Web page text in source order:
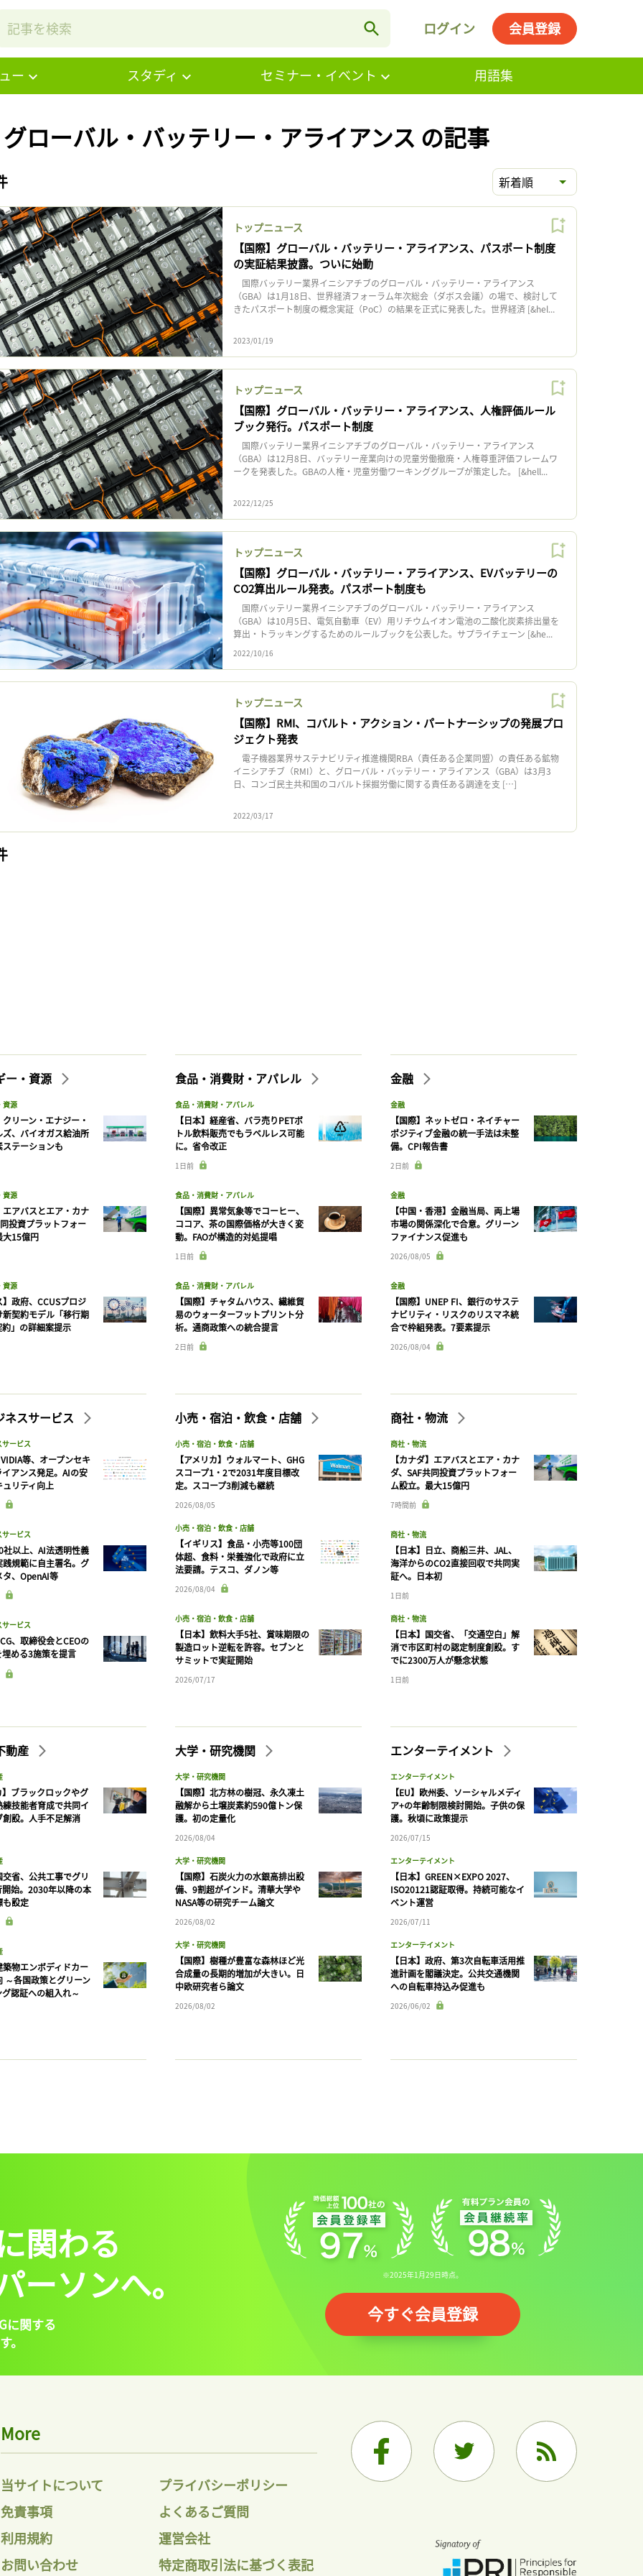
ログイン 会員登録
ー スタディ セミナー・イベント 用語集
ローバル・バッテリー・アライアンス の記事
新着順
トップニュース
【国際】グローバル・バッテリー・アライアンス、パスポート制度
の実証結果披露。ついに始動
国際バッテリー業界イニシアチブのグローバル・バッテリー・アライアンス
（GBA）は1月18日、世界経済フォーラム年次総会（ダボス会議）の場で、検討して
きたパスポート制度の概念実証（PoC）の結果を正式に発表した。世界経済 [&hel...
2023/01/19
トップニュース
【国際】グローバル・バッテリー・アライアンス、人権評価ルール
ブック発行。パスポート制度
国際バッテリー業界イニシアチブのグローバル・バッテリー・アライアンス
（GBA）は12月8日、バッテリー産業向けの児童労働撤廃・人権尊重評価フレームワ
ークを発表した。GBAの人権・児童労働ワーキンググループが策定した。 [&hell...
2022/12/25
トップニュース
【国際】グローバル・バッテリー・アライアンス、EVバッテリーの
CO2算出ルール発表。パスポート制度も
国際バッテリー業界イニシアチブのグローバル・バッテリー・アライアンス
（GBA）は10月5日、電気自動車（EV）用リチウムイオン電池の二酸化炭素排出量を
算出・トラッキングするためのルールブックを公表した。サプライチェーン [&he...
2022/10/16
トップニュース
【国際】RMI、コバルト・アクション・パートナーシップの発展プロ
ジェクト発表
電子機器業界サステナビリティ推進機関RBA（責任ある企業同盟）の責任ある鉱物
イニシアチブ（RMI）と、グローバル・バッテリー・アライアンス（GBA）は3月3
日、コンゴ民主共和国のコバルト採掘労働に関する責任ある調達を支 […]
2022/03/17
ー・資源
資源
リーン・エナジー・
ズ、バイオガス給油所
テーションも
資源
エアバスとエア・カナ
投資プラットフォー
大15億円
資源
政府、CCUSプロジ
新契約モデル「移行期
」の詳細案提示
食品・消費財・アパレル
食品・消費財・アパレル
【日本】経産省、バラ売りPETボ
トル飲料販売でもラベルレス可能
に。省令改正
1日前
食品・消費財・アパレル
【国際】異常気象等でコーヒー、
ココア、茶の国際価格が大きく変
動。FAOが構造的対処提唱
1日前
食品・消費財・アパレル
【国際】チャタムハウス、繊維貿
易のウォーターフットプリント分
析。通商政策への統合提言
2日前
金融
金融
【国際】ネットゼロ・ネイチャー
ポジティブ金融の統一手法は未整
備。CPI報告書
2日前
金融
【中国・香港】金融当局、両上場
市場の関係深化で合意。グリーン
ファイナンス促進も
2026/08/05
金融
【国際】UNEP FI、銀行のサステ
ナビリティ・リスクのリスマネ統
合で枠組発表。7要素提示
2026/08/04
ネスサービス
ービス
等、オープンセキ
アンス発足。AIの安
リティ向上
ービス
社以上、AI法透明性義
践規範に自主署名。グ
タ、OpenAI等
ービス
、取締役会とCEOの
める3施策を提言
小売・宿泊・飲食・店舗
小売・宿泊・飲食・店舗
【アメリカ】ウォルマート、GHG
スコープ1・2で2031年度目標改
定。スコープ3削減も継続
2026/08/05
小売・宿泊・飲食・店舗
【イギリス】食品・小売等100団
体超、食料・栄養強化で政府に立
法要請。テスコ、ダノン等
2026/08/04
小売・宿泊・飲食・店舗
【日本】飲料大手5社、賞味期限の
製造ロット逆転を許容。セブンと
サミットで実証開始
2026/07/17
商社・物流
商社・物流
【カナダ】エアバスとエア・カナ
ダ、SAF共同投資プラットフォー
ム設立。最大15億円
7時間前
商社・物流
【日本】日立、商船三井、JAL、
海洋からのCO2直接回収で共同実
証へ。日本初
1日前
商社・物流
【日本】国交省、「交通空白」解
消で市区町村の認定制度創設。す
でに2300万人が懸念状態
1日前
動産
ブラックロックやグ
技能者育成で共同イ
創設。人手不足解消
省、公共工事でグリ
開始。2030年以降の本
も設定
物エンボディドカー
～各国政策とグリーン
認証への組入れ～
大学・研究機関
大学・研究機関
【国際】北方林の樹冠、永久凍土
融解から土壌炭素約590億トン保
護。初の定量化
2026/08/04
大学・研究機関
【国際】石炭火力の水銀高排出設
備、9割超がインド。清華大学や
NASA等の研究チーム論文
2026/08/02
大学・研究機関
【国際】樹種が豊富な森林ほど光
合成量の長期的増加が大きい。日
中欧研究者ら論文
2026/08/02
エンターテイメント
エンターテイメント
【EU】欧州委、ソーシャルメディ
ア+の年齢制限検討開始。子供の保
護。秋頃に政策提示
2026/07/15
エンターテイメント
【日本】GREEN×EXPO 2027、
ISO20121認証取得。持続可能なイ
ベント運営
2026/07/11
エンターテイメント
【日本】政府、第3次自転車活用推
進計画を閣議決定。公共交通機関
への自転車持込み促進も
2026/06/02
ログイン 会員登録
関わる
ーソンへ。
に関する
。
※2025年1月29日時点。
今すぐ会員登録
More
当サイトについて
プライバシーポリシー
免責事項
よくあるご質問
利用規約
運営会社
お問い合わせ
特定商取引法に基づく表記